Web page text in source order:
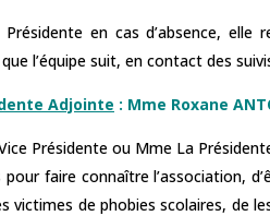
en cas d’absence,
l’équipe suit, en contact des
Adjointe : Mme Roxane
Présidente ou Mme La
faire connaître l’association,
victimes de phobies scolaires, de